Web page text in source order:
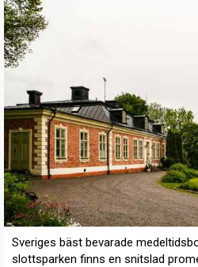
Sveriges bäst bevarade
slottsparken finns en snitslad